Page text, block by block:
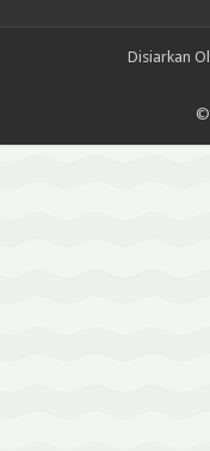
Disiarkan
©